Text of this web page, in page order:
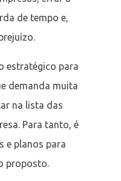
de tempo e,
estratégico para
demanda muita
na lista das
Para tanto, é
e planos para
proposto.